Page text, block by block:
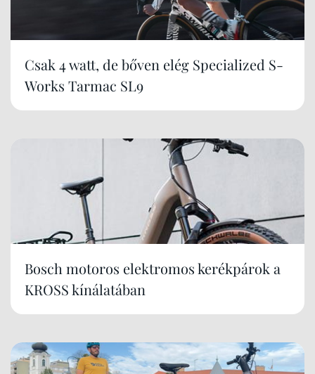
Csak 4 watt, de bőven elég Specialized S-
Works Tarmac SL9
Bosch motoros elektromos kerékpárok a
KROSS kínálatában